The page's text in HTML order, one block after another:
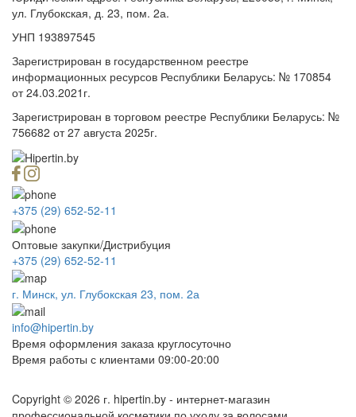
ул. Глубокская, д. 23, пом. 2а.
УНП 193897545
Зарегистрирован в государственном реестре
информационных ресурсов Республики Беларусь: № 170854
от 24.03.2021г.
Зарегистрирован в торговом реестре Республики Беларусь: №
756682 от 27 августа 2025г.
+375 (29) 652-52-11
Оптовые закупки/Дистрибуция
+375 (29) 652-52-11
г. Минск, ул. Глубокская 23, пом. 2а
info@hipertin.by
Время оформления заказа круглосуточно
Время работы с клиентами 09:00-20:00
Copyright © 2026 г. hipertin.by - интернет-магазин